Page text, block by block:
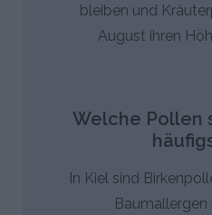
bleiben und
August ihren
Welche Pollen
In Kiel sind
Baumallergen